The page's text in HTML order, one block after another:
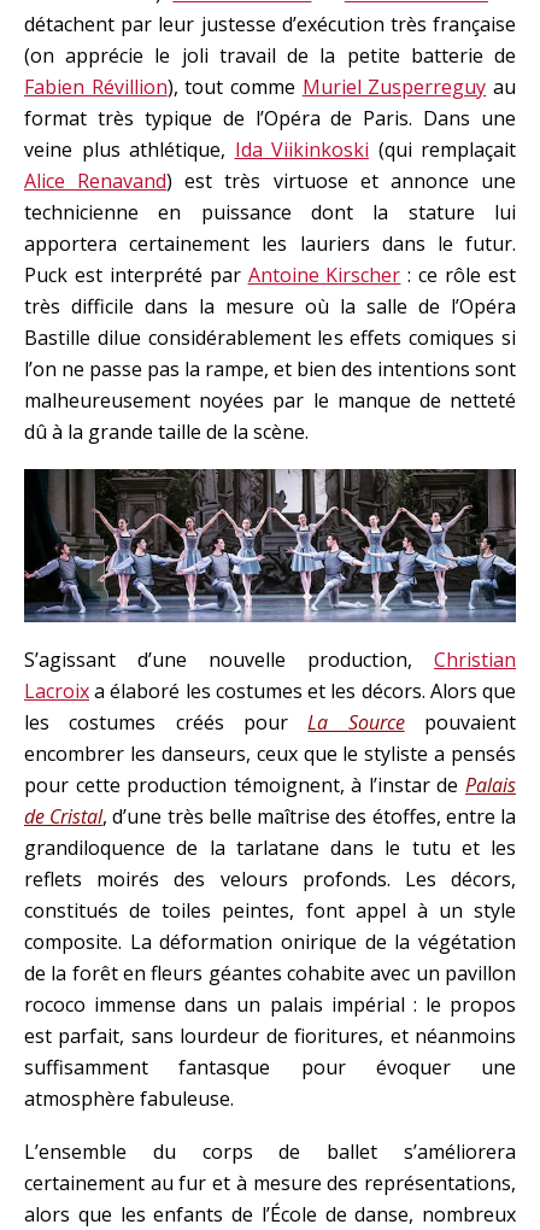
détachent par leur justesse d’exécution très française
(on apprécie le joli travail de la petite batterie de
Fabien Révillion), tout comme Muriel Zusperreguy au
format très typique de l’Opéra de Paris. Dans une
veine plus athlétique, Ida Viikinkoski (qui remplaçait
Alice Renavand) est très virtuose et annonce une
technicienne en puissance dont la stature lui
apportera certainement les lauriers dans le futur.
Puck est interprété par Antoine Kirscher : ce rôle est
très difficile dans la mesure où la salle de l’Opéra
Bastille dilue considérablement les effets comiques si
l’on ne passe pas la rampe, et bien des intentions sont
malheureusement noyées par le manque de netteté
dû à la grande taille de la scène.
S’agissant d’une nouvelle production, Christian
Lacroixa élaboré les costumes et les décors. Alors que
les costumes créés pourLa Sourcepouvaient
encombrer les danseurs, ceux que le styliste a pensés
pour cette production témoignent, à l’instar de Palais
de Cristal, d’une très belle maîtrise des étoffes, entre la
grandiloquence de la tarlatane dans le tutu et les
reflets moirés des velours profonds. Les décors,
constitués de toiles peintes, font appel à un style
composite. La déformation onirique de la végétation
de la forêt en fleurs géantes cohabite avec un pavillon
rococo immense dans un palais impérial : le propos
est parfait, sans lourdeur de fioritures, et néanmoins
suffisamment fantasque pour évoquer une
atmosphère fabuleuse.
L’ensemble du corps de ballet s’améliorera
certainement au fur et à mesure des représentations,
alors que les enfants de l’École de danse, nombreux